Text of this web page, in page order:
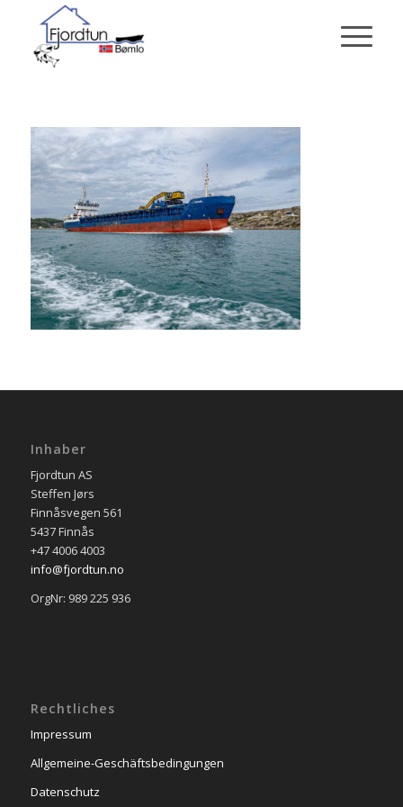
Inhaber
Fjordtun AS
Steffen Jørs
Finnåsvegen 561
5437 Finnås
+47 4006 4003
info@fjordtun.no
OrgNr: 989 225 936
Rechtliches
Impressum
Allgemeine-Geschäftsbedingungen
Datenschutz